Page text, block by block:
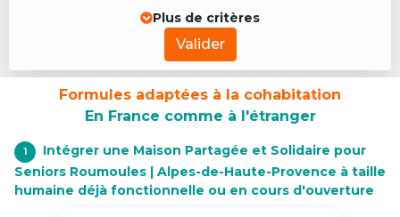
Plus de critères
Valider
Formules adaptées à la cohabitation
En France comme à l'étranger
1
Intégrer une Maison Partagée et Solidaire pour
Seniors Roumoules | Alpes-de-Haute-Provence à taille
humaine déjà fonctionnelle ou en cours d'ouverture